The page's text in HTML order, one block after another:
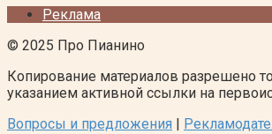
Реклама
© 2025 Про Пианино
Копирование материалов разрешено
указанием активной ссылки на
Вопросы и предложения |